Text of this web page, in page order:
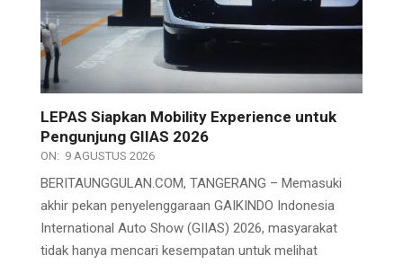
LEPAS Siapkan Mobility Experience untuk
Pengunjung GIIAS 2026
ON: 9 AGUSTUS 2026
BERITAUNGGULAN.COM, TANGERANG – Memasuki
akhir pekan penyelenggaraan GAIKINDO Indonesia
International Auto Show (GIIAS) 2026, masyarakat
tidak hanya mencari kesempatan untuk melihat